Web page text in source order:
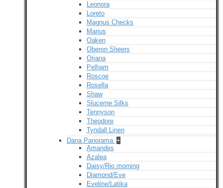
Leonora
Loreto
Magnus Checks
Marius
Oaken
Oberon Sheers
Oriana
Pelham
Roscoe
Rosella
Shaw
Slucerne Silks
Tennyson
Theodore
Tyndall Linen
Dana Panorama +
Amandes
Azalea
Daisy/Rio morning
Diamond/Eve
Eveline/Latika